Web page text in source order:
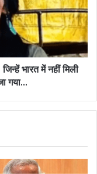
भारत में नहीं मिली
गया...